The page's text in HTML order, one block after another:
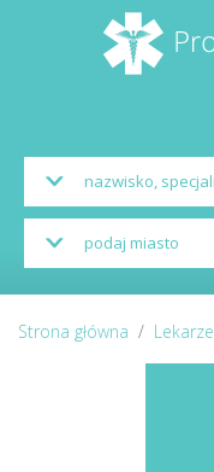
Strona główna Lekarze